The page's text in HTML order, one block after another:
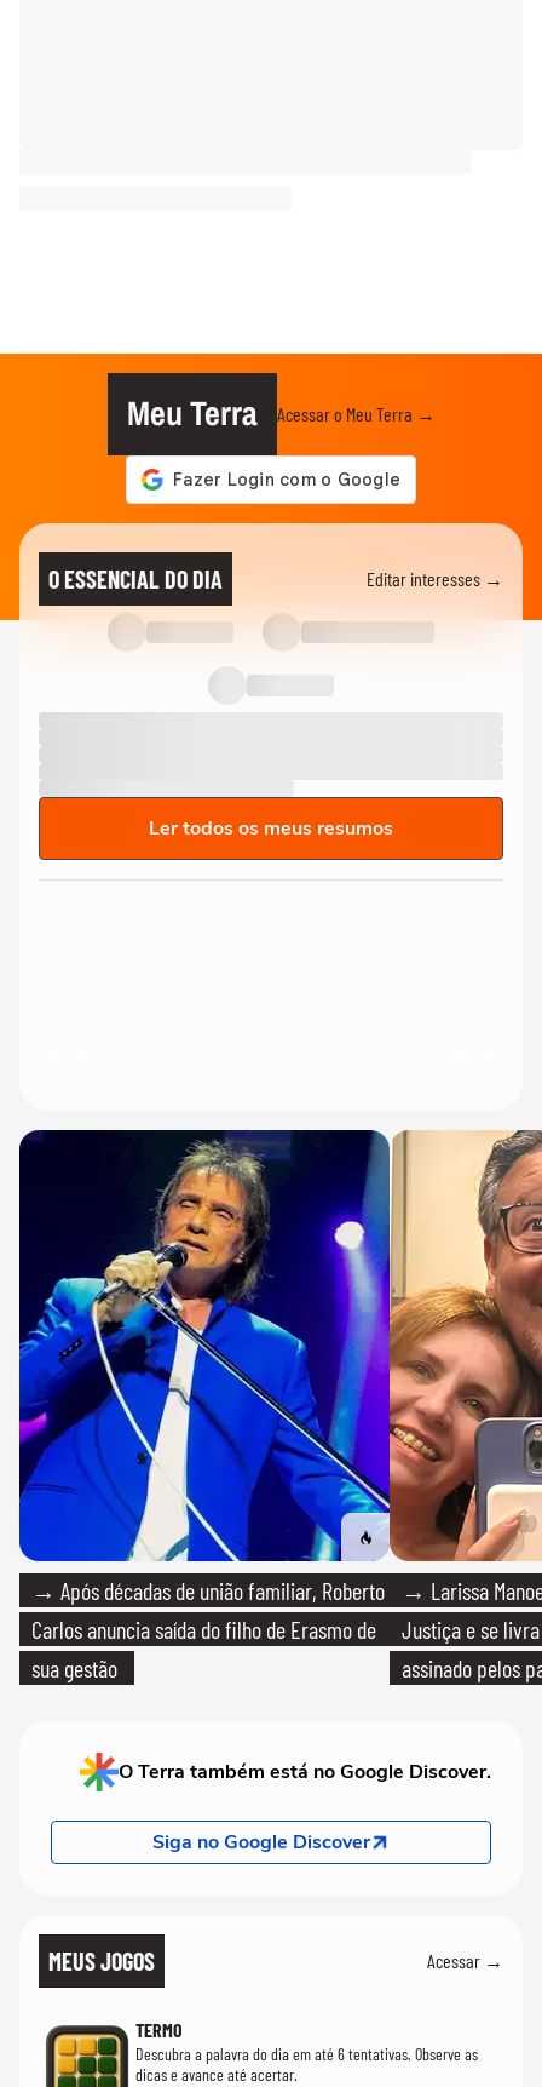
Meu Terra Acessar o Meu Terra →
O ESSENCIAL DO DIA Editar interesses →
Ler todos os meus resumos
→ Após décadas de união familiar, Roberto
Carlos anuncia saída do filho de Erasmo de
sua gestão
→ Larissa
Justiça e se
assinado pelos
O Terra também está no Google Discover.
Siga no Google Discover
MEUS JOGOS Acessar →
TERMO
Descubra a palavra do dia em até 6 tentativas. Observe as
dicas e avance até acertar.